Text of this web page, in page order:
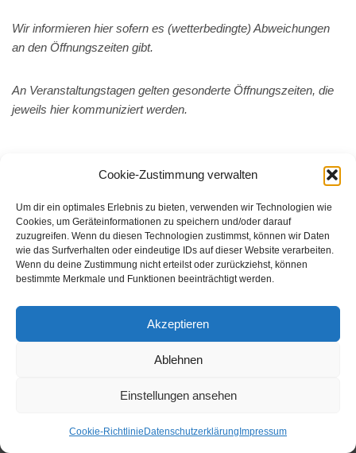
Cookie-Zustimmung verwalten
Um dir ein optimales Erlebnis zu bieten, verwenden wir Technologien wie
Cookies, um Geräteinformationen zu speichern und/oder darauf
zuzugreifen. Wenn du diesen Technologien zustimmst, können wir Daten
wie das Surfverhalten oder eindeutige IDs auf dieser Website verarbeiten.
Wenn du deine Zustimmung nicht erteilst oder zurückziehst, können
bestimmte Merkmale und Funktionen beeinträchtigt werden.
Akzeptieren
Ablehnen
Einstellungen ansehen
Cookie-Richtlinie Datenschutzerklärung Impressum
Wir informieren hier sofern es (wetterbedingte) Abweichungen
an den Öffnungszeiten gibt.
An Veranstaltungstagen gelten gesonderte Öffnungszeiten, die
jeweils hier kommuniziert werden.
Impressum|Datenschutz|Cookie-Richtlinie (EU)